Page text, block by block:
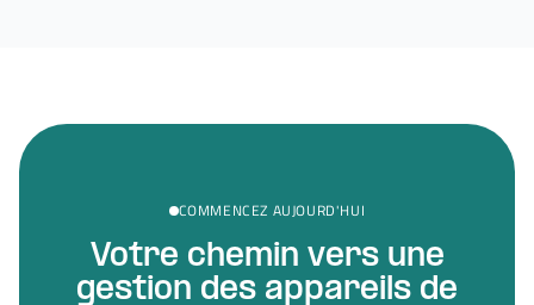
COMMENCEZ AUJOURD'HUI
Votre chemin vers une
gestion des appareils de